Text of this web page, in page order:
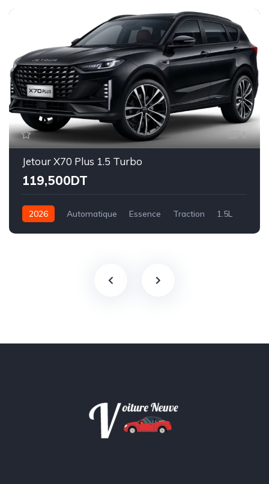
1
Jetour X70 Plus 1.5 Turbo
119,500DT
2026 Automatique Essence Traction 1.5L